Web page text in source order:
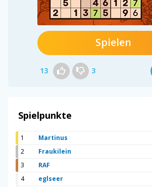
Spielen
13 3
Spielpunkte
1 Martinus
2
Fraukilein
3
RAF
4
eglseer